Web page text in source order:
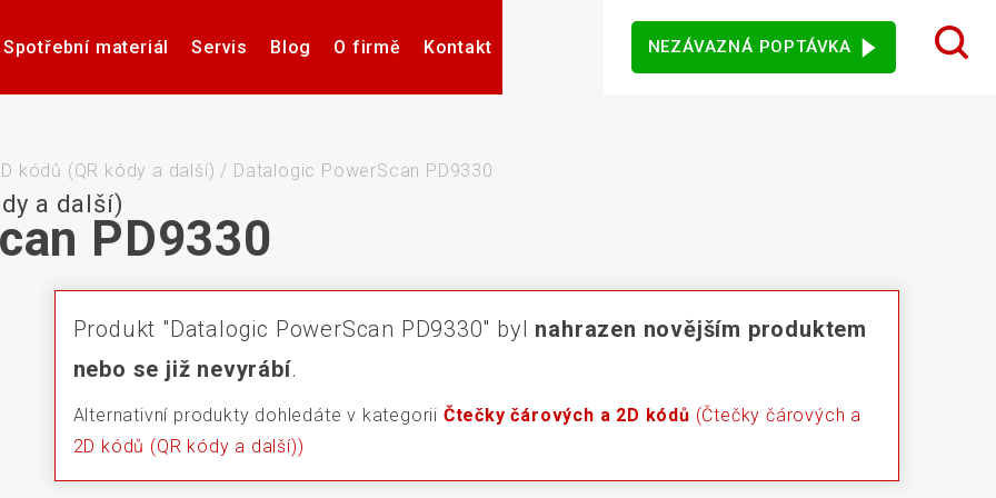
Spotřební materiál Servis Blog O firmě Kontakt
Aplikátory etiket Systémy strojového vidění Senzory
Elektronické teplotní
Interaktivní kiosky
Automatické měření
NEZÁVAZNÁ POPTÁVKA
kódů (QR kódy a další) / Datalogic PowerScan PD9330
a další)
PD9330
Produkt "Datalogic PowerScan PD9330" byl nahrazen novějším produktem
nebo se již nevyrábí.
Alternativní produkty dohledáte v kategorii Čtečky čárových a 2D kódů (Čtečky čárových a
2D kódů (QR kódy a další))